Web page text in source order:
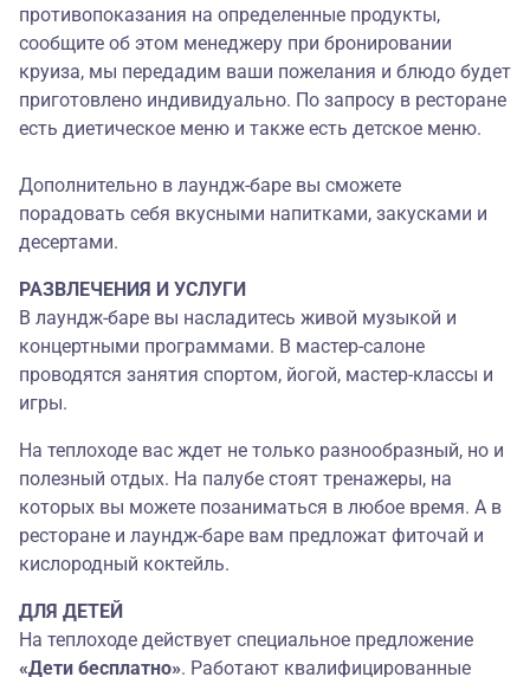
противопоказания на определенные продукты,
сообщите об этом менеджеру при бронировании
круиза, мы передадим ваши пожелания и блюдо будет
приготовлено индивидуально. По запросу в ресторане
есть диетическое меню и также есть детское меню.
Дополнительно в лаундж-баре вы сможете
порадовать себя вкусными напитками, закусками и
десертами.
РАЗВЛЕЧЕНИЯ И УСЛУГИ
В лаундж-баре вы насладитесь живой музыкой и
концертными программами. В мастер-салоне
проводятся занятия спортом, йогой, мастер-классы и
игры.
На теплоходе вас ждет не только разнообразный, но и
полезный отдых. На палубе стоят тренажеры, на
которых вы можете позаниматься в любое время. А в
ресторане и лаундж-баре вам предложат фиточай и
кислородный коктейль.
ДЛЯ ДЕТЕЙ
На теплоходе действует специальное предложение
«Дети бесплатно». Работают квалифицированные